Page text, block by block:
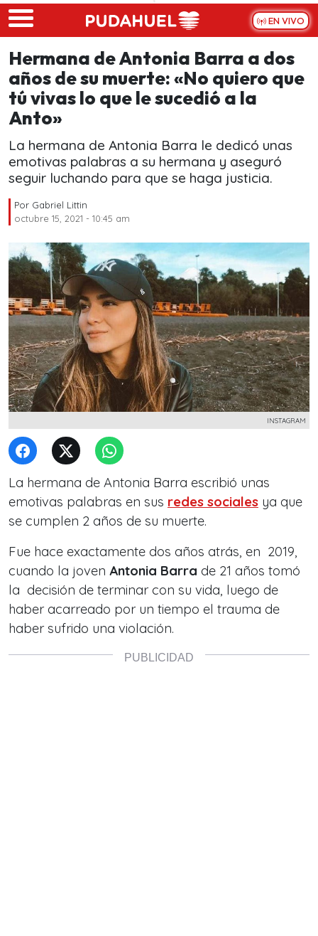
Skip to main content
EN VIVO
Hermana de Antonia Barra a dos
años de su muerte: «No quiero que
tú vivas lo que le sucedió a la
Anto»
La hermana de Antonia Barra le dedicó unas
emotivas palabras a su hermana y aseguró
seguir luchando para que se haga justicia.
Por Gabriel Littin
octubre 15, 2021 - 10:45 am
INSTAGRAM
La hermana de Antonia Barra escribió unas
emotivas palabras en sus redes sociales ya que
se cumplen 2 años de su muerte.
Fue hace exactamente dos años atrás, en 2019,
cuando la joven Antonia Barra de 21 años tomó
la decisión de terminar con su vida, luego de
haber acarreado por un tiempo el trauma de
haber sufrido una violación.